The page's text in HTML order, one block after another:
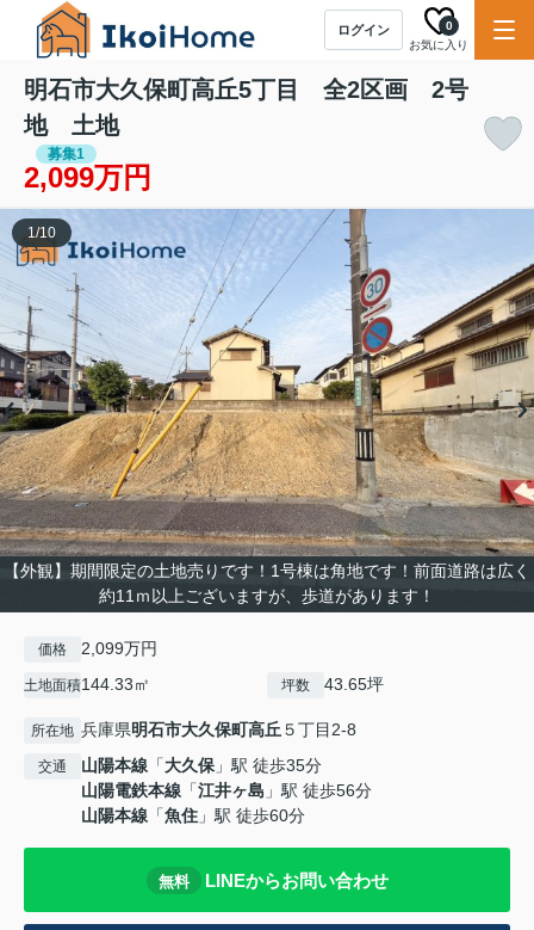
ログイン
お気に入り
0
明石市大久保町高丘5丁目 全2区画 2号
地 土地
募集1
2,099万円
【外観】期間限定の土地売りです！1号棟は角地です！前面道路は広く
約11ｍ以上ございますが、歩道があります！
1/10
価格 2,099万円
土地面積144.33㎡ 坪数 43.65坪
所在地 兵庫県明石市大久保町高丘５丁目2-8
交通 山陽本線 「大久保」駅 徒歩35分
山陽電鉄本線 「江井ヶ島 」駅 徒歩56分
山陽本線 「魚住 」駅 徒歩60分
無料 LINEからお問い合わせ